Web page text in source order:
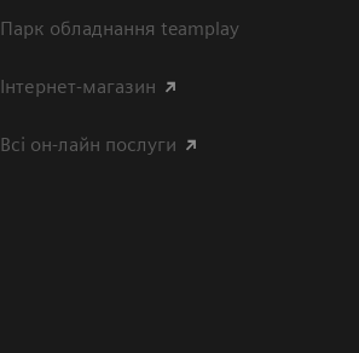
Парк обладнання teamplay
Інтернет-магазин
Всі он-лайн послуги